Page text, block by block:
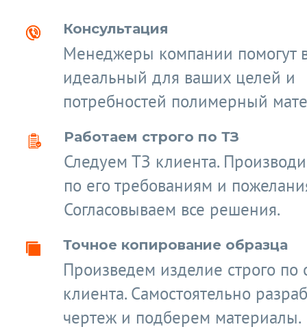
Консультация
Менеджеры компании помогут
идеальный для ваших целей и
потребностей полимерный
Работаем строго по ТЗ
Следуем ТЗ клиента.
по его требованиям и
Согласовываем все решения.
Точное копирование образца
Произведем изделие строго по
клиента. Самостоятельно
чертеж и подберем материалы.